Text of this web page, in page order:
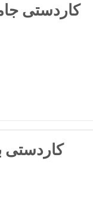
کاردستی
کاردستی